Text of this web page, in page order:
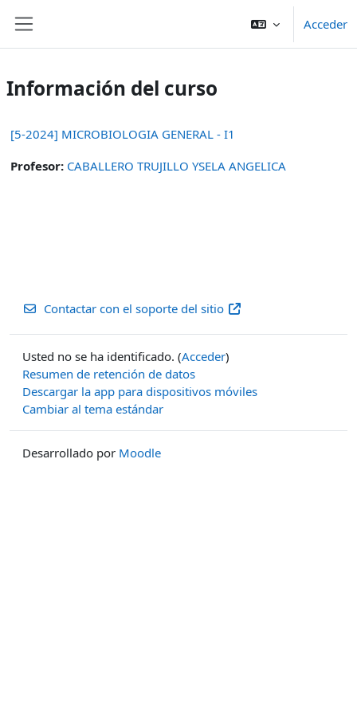
Acceder
Información del curso
[5-2024] MICROBIOLOGIA GENERAL - I1
Profesor: CABALLERO TRUJILLO YSELA ANGELICA
Contactar con el soporte del sitio
Usted no se ha identificado. (Acceder)
Resumen de retención de datos
Descargar la app para dispositivos móviles
Cambiar al tema estándar
Desarrollado por Moodle